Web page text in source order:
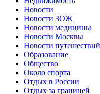
Новости
Новости ЗОЖ
Новости медицины
Новости Москвы
Новости путешествий
Образование
Общество
Около спорта
Отдых в России
Отдых за границей